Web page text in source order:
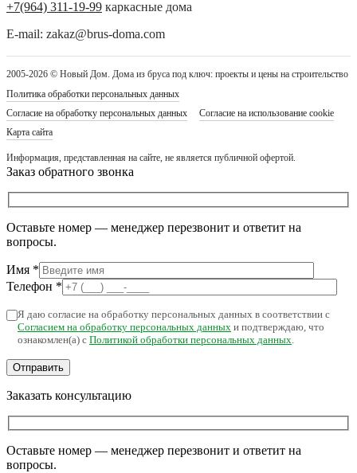
+7(964) 311-19-99 каркасные дома
E-mail: zakaz@brus-doma.com
2005-2026 © Новый Дом. Дома из бруса под ключ: проекты и цены на строительство
Политика обработки персональных данных
Согласие на обработку персональных данных
Согласие на использование cookie
Карта сайта
Информация, представленная на сайте, не является публичной офертой.
Заказ обратного звонка
Оставьте номер — менеджер перезвонит и ответит на
вопросы.
Имя *
Телефон *
Я даю согласие на обработку персональных данных в соответствии с
Согласием на обработку персональных данных и подтверждаю, что
ознакомлен(а) с Политикой обработки персональных данных
Заказать консультацию
Оставьте номер — менеджер перезвонит и ответит на
вопросы.